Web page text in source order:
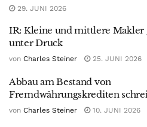
29. JUNI 2026
IR: Kleine und mittlere Makler
unter Druck
von Charles Steiner 25. JUNI 2026
Abbau am Bestand von
Fremdwährungskrediten
von Charles Steiner 10. JUNI 2026